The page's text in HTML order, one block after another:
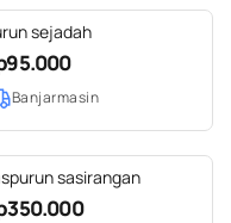
sejadah
Banjarmasin
sasirangan